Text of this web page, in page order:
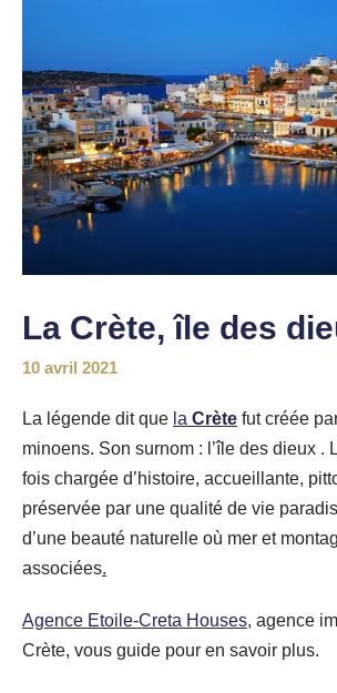
La Crète, île des
10 avril 2021
La légende dit que la Crète fut créée
minoens. Son surnom : l’île des dieux .
fois chargée d’histoire, accueillante,
préservée par une qualité de vie
d’une beauté naturelle où mer et
associées.
Agence Etoile-Creta Houses, agence
Crète, vous guide pour en savoir plus.